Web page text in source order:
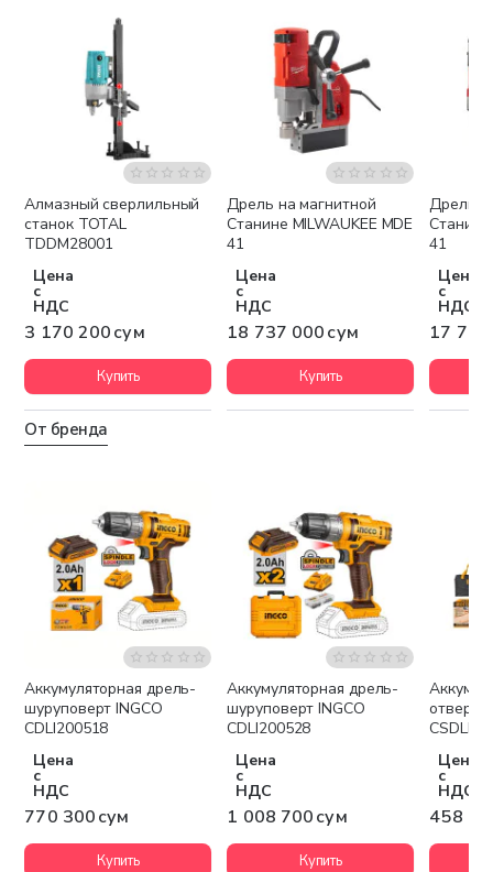
Бесплатная доставка
Алмазный сверлильный
станок TOTAL
TDDM28001
Цена
с
НДС
3 170 200 сум
Купить
Бесплатная доставка
Дрель на магнитной
Станине MILWAUKEE MDE
41
Цена
с
НДС
18 737 000 сум
Купить
Дрель
Станине
41
Цена
с
НДС
17
От бренда
Аккумуляторная дрель-
шуруповерт INGCO
CDLI200518
Цена
с
НДС
770 300 сум
Купить
Аккумуляторная дрель-
шуруповерт INGCO
CDLI200528
Цена
с
НДС
1 008 700 сум
Купить
Цена
с
НДС
458